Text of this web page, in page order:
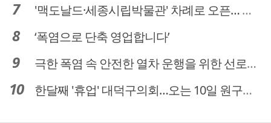
'맥도날드·세종시립박물관' 차례로 오픈… 고운동 정주여건 좋아진다
‘폭염으로 단축 영업합니다’
극한 폭염 속 안전한 열차 운행을 위한 선로관리
한달째 '휴업' 대덕구의회…오는 10일 원구성 다시 돌입